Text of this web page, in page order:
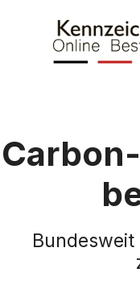
Bundesweit